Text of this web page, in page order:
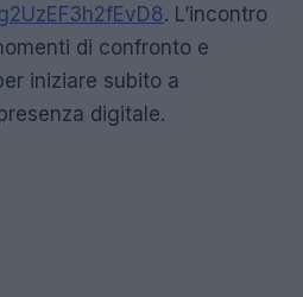
. L’incontro
di confronto e
iniziare subito a
digitale.